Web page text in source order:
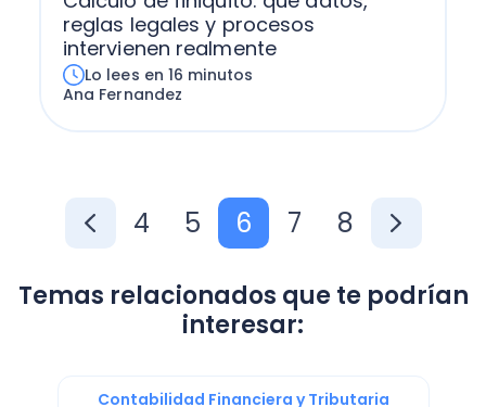
reglas legales y procesos
intervienen realmente
Lo lees en 16 minutos
Ana Fernandez
4 5 6 7 8
Temas relacionados que te podrían
interesar:
Contabilidad Financiera y Tributaria